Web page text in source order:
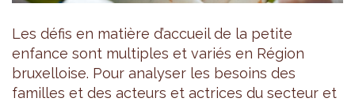
Les défis en matière d’accueil de la petite
enfance sont multiples et variés en Région
bruxelloise. Pour analyser les besoins des
familles et des acteurs et actrices du secteur et